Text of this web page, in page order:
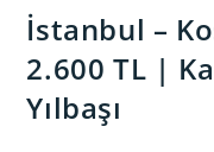
İstanbul –
2.600 TL |
Yılbaşı